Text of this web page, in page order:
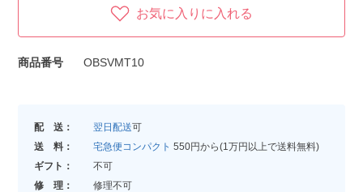
お気に入りに入れる
商品番号 OBSVMT10
配 送： 翌日配送可
送 料：
宅急便コンパクト 550円から(1万円以上で送料無料)
ギフト：
不可
修 理：
修理不可